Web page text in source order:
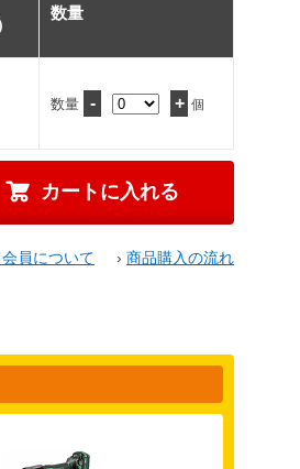
数量
数量 - + 個
員について › 商品購入の流れ